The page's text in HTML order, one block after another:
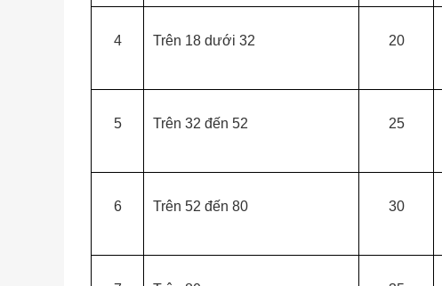
4 Trên 18 dưới 32 20
5 Trên 32 đến 52 25
6 Trên 52 đến 80 30